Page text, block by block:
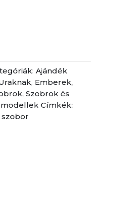
Ajándék
, Emberek,
, Szobrok és
modellek Címkék:
szobor